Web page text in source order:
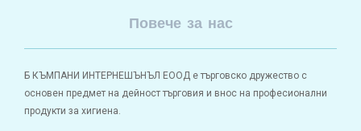
Повече за нас
Б КЪМПАНИ ИНТЕРНЕШЪНЪЛ ЕООД е търговско дружество с
основен предмет на дейност търговия и внос на професионални
продукти за хигиена.